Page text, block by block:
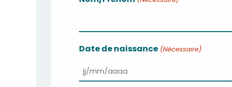
Date de naissance (Nécessaire)
JJ